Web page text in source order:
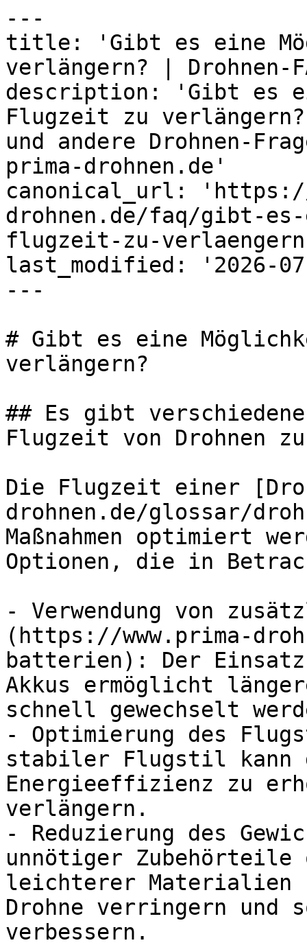
---
title: 'Gibt es eine
verlängern? | Drohnen-
description: 'Gibt es
Flugzeit zu
und andere Drohnen-
prima-drohnen.de'
canonical_url: 'https://
drohnen.de/faq/gibt-
flugzeit-zu-
last_modified: '2026-
---
# Gibt es eine
verlängern?
## Es gibt
Flugzeit von Drohnen
Die Flugzeit einer
drohnen.de/glossar/
Maßnahmen optimiert
Optionen, die in
- Verwendung von
(https://www.prima-
batterien): Der Einsatz
Akkus ermöglicht
schnell gewechselt
- Optimierung des
stabiler Flugstil kann
Energieeffizienz zu
verlängern.
- Reduzierung des
unnötiger Zubehörteile
leichterer Materialien
Drohne verringern und
verbessern.